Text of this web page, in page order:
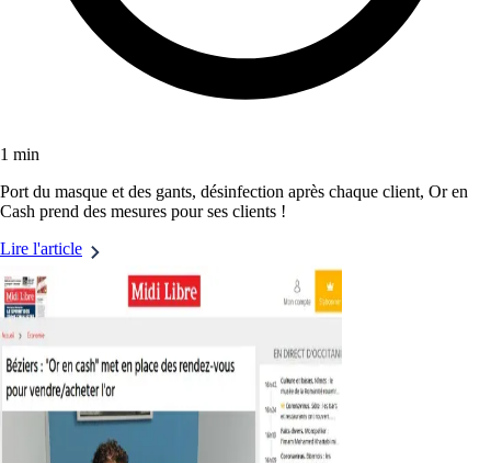
1 min
Port du masque et des gants, désinfection après chaque client, Or en
Cash prend des mesures pour ses clients !
Lire l'article